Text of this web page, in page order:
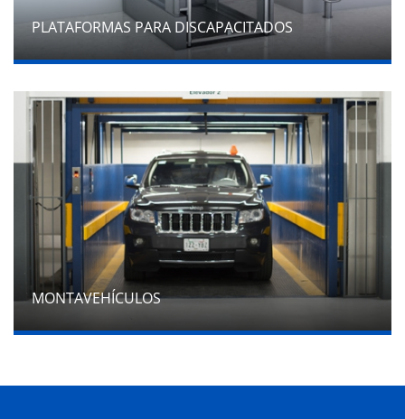
PLATAFORMAS PARA DISCAPACITADOS
MONTAVEHÍCULOS